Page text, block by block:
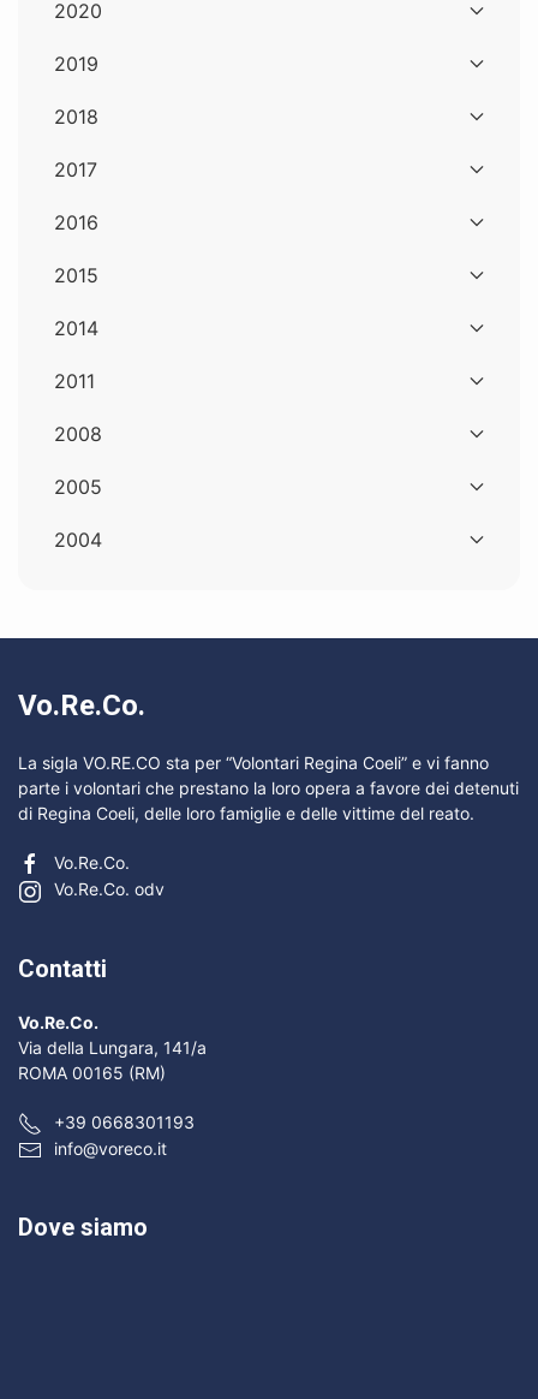
2020
2019
2018
2017
2016
2015
2014
2011
2008
2005
2004
Vo.Re.Co.
La sigla VO.RE.CO sta per “Volontari Regina Coeli” e vi fanno
parte i volontari che prestano la loro opera a favore dei detenuti
di Regina Coeli, delle loro famiglie e delle vittime del reato.
Vo.Re.Co.
Vo.Re.Co. odv
Contatti
Vo.Re.Co.
Via della Lungara, 141/a
ROMA 00165 (RM)
+39 0668301193
info@voreco.it
Dove siamo